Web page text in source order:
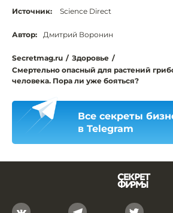
Источник: Science Direct
Автор: Дмитрий Воронин
Secretmag.ru / Здоровье /
Смертельно опасный для растений
человека. Пора ли уже бояться?
Все секреты
в Telegram